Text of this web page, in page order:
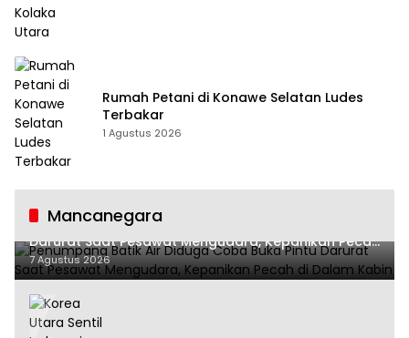
Rumah Petani di Konawe Selatan Ludes
Terbakar
1 Agustus 2026
Mancanegara
Penumpang Batik Air Diduga Coba Buka Pintu
Darurat Saat Pesawat Mengudara, Kepanikan Pecah
di Dalam Kabin
7 Agustus 2026